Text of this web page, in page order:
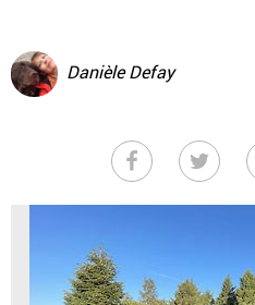
Danièle Defay